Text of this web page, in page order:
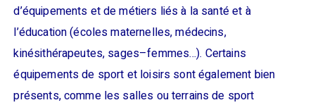
d’équipements et de métiers liés à la santé et à
l’éducation (écoles maternelles, médecins,
kinésithérapeutes, sages–femmes…). Certains
équipements de sport et loisirs sont également bien
présents, comme les salles ou terrains de sport